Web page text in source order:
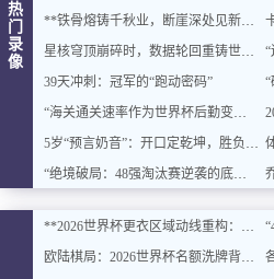
热
门
录
像
**铁骨熔铸千秋业，断崖深处见新天**
星核穹顶崩碎时，数据轮回重铸世界杯纪元
39天冲刺：冠军的“跑动密码”
“海关通关速率作为世界杯后勤变量：基于多国海关运作体系的战术评估框架”
5岁“预言奶音”：开口定乾坤，胜负无悬念
“绝境破局：48强淘汰赛逆袭的底层逻辑与致胜密码”
**2026世界杯更衣区域动线重构：空间效能提升与运行逻辑优化方案**
欧陆棋局：2026世界杯名额洗牌背后的东西方角力